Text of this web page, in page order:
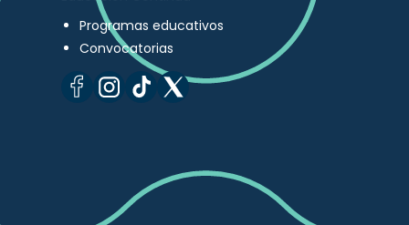
Programas educativos
Convocatorias